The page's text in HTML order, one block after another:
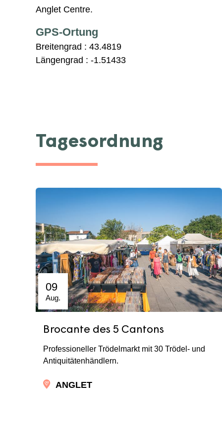
Anglet Centre.
GPS-Ortung
Breitengrad : 43.4819
Längengrad : -1.51433
Tagesordnung
09
Aug.
Brocante des 5 Cantons
Professioneller Trödelmarkt mit 30 Trödel- und
Antiquitätenhändlern.
ANGLET